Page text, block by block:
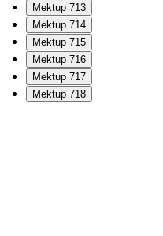
Mektup 713
Mektup 714
Mektup 715
Mektup 716
Mektup 717
Mektup 718